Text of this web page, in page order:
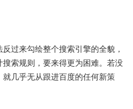
过来勾绘整个搜索引擎的全貌，
索规则，要来得更为困难。若没
几乎无从跟进百度的任何新策